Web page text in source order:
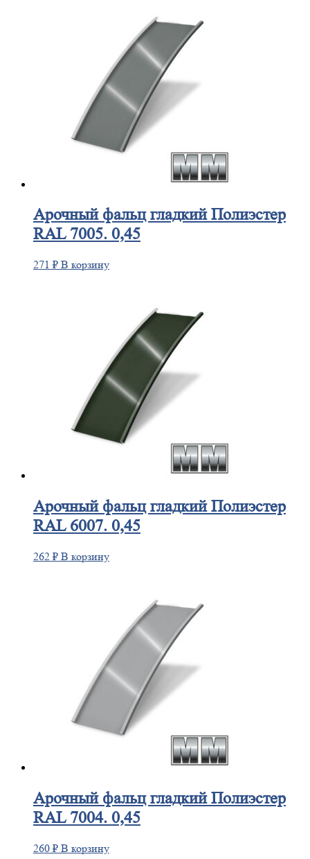
Арочныйфальц гладкий Полиэстер
RAL 7005. 0,45
271 ₽ В корзину
Арочныйфальц гладкий Полиэстер
RAL 6007. 0,45
262 ₽ В корзину
Арочныйфальц гладкий Полиэстер
RAL 7004. 0,45
260 ₽ В корзину